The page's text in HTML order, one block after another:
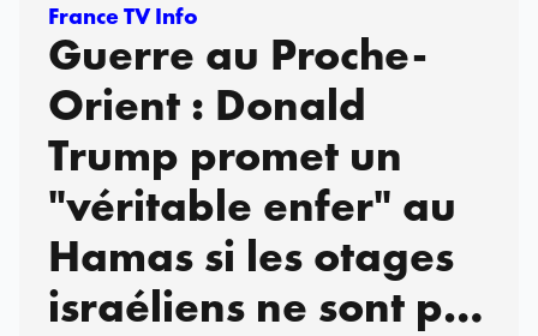
France TV Info
Guerre au Proche-
Orient : Donald
Trump promet un
"véritable enfer" au
Hamas si les otages
israéliens ne sont pas